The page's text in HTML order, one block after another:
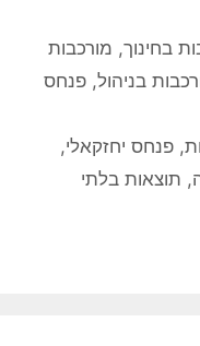
בחינוך, מורכבות
בניהול, פנחס
,פנחס יחזקאלי,
, תוצאות בלתי